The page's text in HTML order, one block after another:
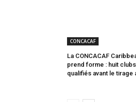
CONCACAF
La CONCACAF
prend forme : huit
qualifiés avant le tirage